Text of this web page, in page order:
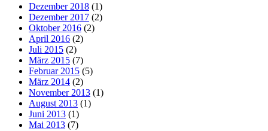
Dezember 2018 (1)
Dezember 2017 (2)
Oktober 2016 (2)
April 2016 (2)
Juli 2015 (2)
März 2015 (7)
Februar 2015 (5)
März 2014 (2)
November 2013 (1)
August 2013 (1)
Juni 2013 (1)
Mai 2013 (7)